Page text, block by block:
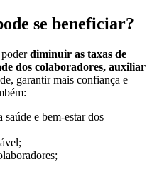
se beneficiar?
diminuir as taxas de
dos colaboradores, auxiliar
garantir mais confiança e
e bem-estar dos